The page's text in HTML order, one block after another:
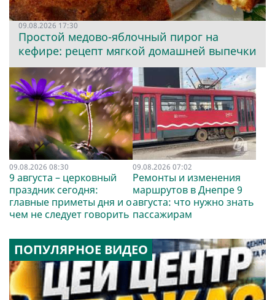
09.08.2026 17:30
Простой медово-яблочный пирог на
кефире: рецепт мягкой домашней выпечки
09.08.2026 08:30
9 августа – церковный
праздник сегодня:
главные приметы дня и о
чем не следует говорить
09.08.2026 07:02
Ремонты и изменения
маршрутов в Днепре 9
августа: что нужно знать
пассажирам
ПОПУЛЯРНОЕ ВИДЕО